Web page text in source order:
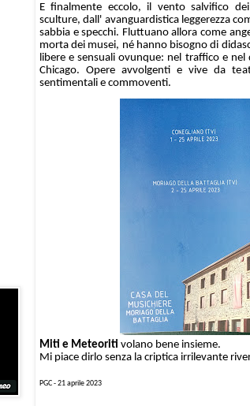
E finalmente eccolo, il vento salvifico
sculture, dall' avanguardistica leggerezza
sabbia e specchi. Fluttuano allora come
morta dei musei, né hanno bisogno di
libere e sensuali ovunque: nel traffico e
Chicago. Opere avvolgenti e vive da
sentimentali e commoventi.
Miti e Meteoriti volano bene insieme.
Mi piace dirlo senza la criptica irrilevante
PGC - 21 aprile 2023